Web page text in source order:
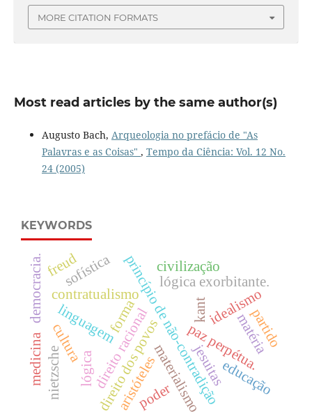
MORE CITATION FORMATS
Most read articles by the same author(s)
Augusto Bach, Arqueologia no prefácio de "As
Palavras e as Coisas" , Tempo da Ciência: Vol. 12 No.
24 (2005)
KEYWORDS
lógica princípio de não-contradição
lógica exorbitante.
kant
direito racional
direito dos povos
contratualismo
paz perpétua.
idealismo
materialismo
forma matéria
democracia.
linguagem
aristóteles
sofística civilização
cultura
nietzsche jesuitaseducação
medicina
partido
poder
freud